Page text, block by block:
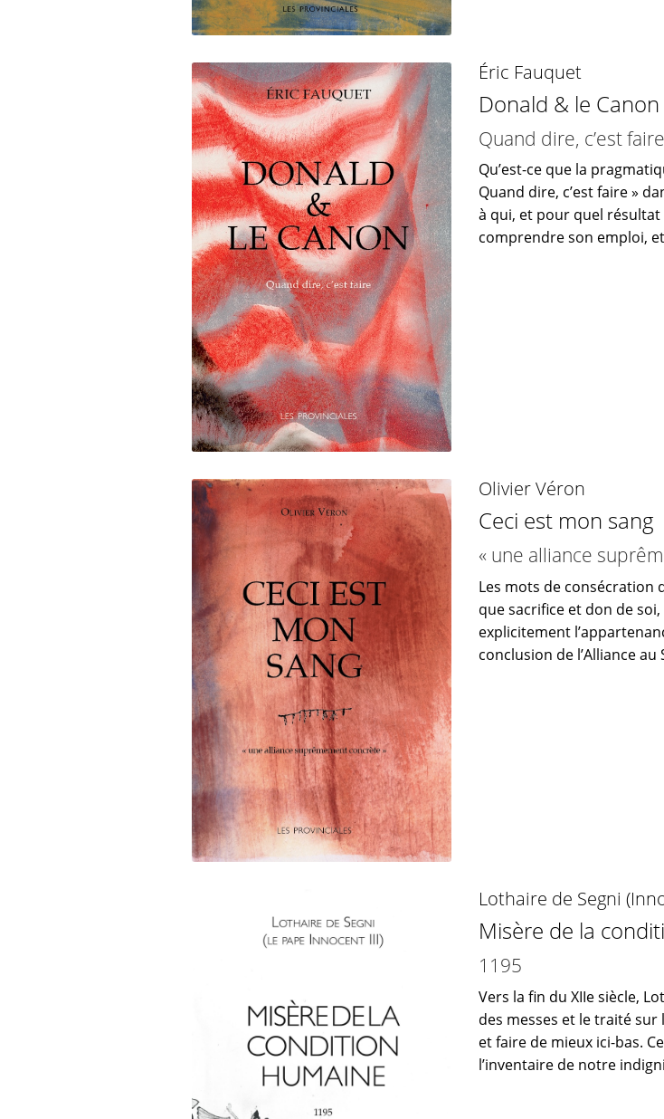
Éric Fauquet
Donald & le Canon
Quand dire, c’est faire
Qu’est-ce que la
Quand dire, c’est faire »
à qui, et pour quel
comprendre son emploi,
Olivier Véron
Ceci est mon sang
« une alliance
Les mots de consécration
que sacrifice et don de
explicitement
conclusion de l’Alliance au
Lothaire de Segni
Misère de la
1195
Vers la fin du XIIe siècle,
des messes et le traité
et faire de mieux ici-bas.
l’inventaire de notre